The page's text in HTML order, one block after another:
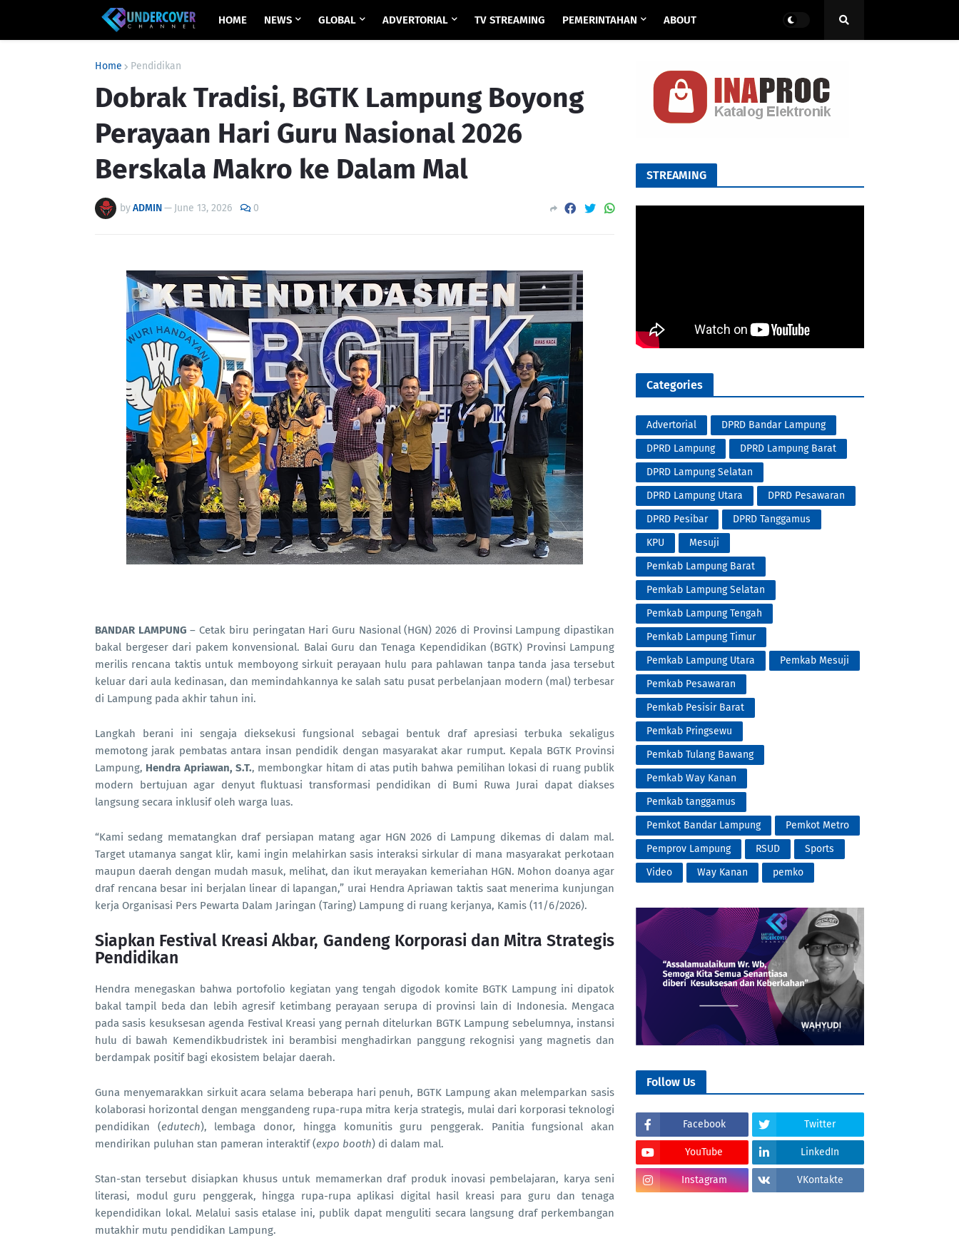
HOME NEWS GLOBAL ADVERTORIAL TV STREAMING PEMERINTAHAN ABOUT
Home Pendidikan
Dobrak Tradisi, BGTK Lampung Boyong
Perayaan Hari Guru Nasional 2026
Berskala Makro ke Dalam Mal
byADMIN— June 13, 2026 0
BANDAR LAMPUNG – Cetak biru peringatan Hari Guru Nasional (HGN) 2026 di Provinsi Lampung dipastikan
bakal bergeser dari pakem konvensional. Balai Guru dan Tenaga Kependidikan (BGTK) Provinsi Lampung
merilis rencana taktis untuk memboyong sirkuit perayaan hulu para pahlawan tanpa tanda jasa tersebut
keluar dari aula kedinasan, dan memindahkannya ke salah satu pusat perbelanjaan modern (mal) terbesar
di Lampung pada akhir tahun ini.
Langkah berani ini sengaja dieksekusi fungsional sebagai bentuk draf apresiasi terbuka sekaligus
memotong jarak pembatas antara insan pendidik dengan masyarakat akar rumput. Kepala BGTK Provinsi
Lampung, Hendra Apriawan, S.T., membongkar hitam di atas putih bahwa pemilihan lokasi di ruang publik
modern bertujuan agar denyut fluktuasi transformasi pendidikan di Bumi Ruwa Jurai dapat diakses
langsung secara inklusif oleh warga luas.
“Kami sedang mematangkan draf persiapan matang agar HGN 2026 di Lampung dikemas di dalam mal.
Target utamanya sangat klir, kami ingin melahirkan sasis interaksi sirkular di mana masyarakat perkotaan
maupun daerah dengan mudah masuk, melihat, dan ikut merayakan kemeriahan HGN. Mohon doanya agar
draf rencana besar ini berjalan linear di lapangan,” urai Hendra Apriawan taktis saat menerima kunjungan
kerja Organisasi Pers Pewarta Dalam Jaringan (Taring) Lampung di ruang kerjanya, Kamis (11/6/2026).
Siapkan Festival Kreasi Akbar, Gandeng Korporasi dan Mitra Strategis
Pendidikan
Hendra menegaskan bahwa portofolio kegiatan yang tengah digodok komite BGTK Lampung ini dipatok
bakal tampil beda dan lebih agresif ketimbang perayaan serupa di provinsi lain di Indonesia. Mengaca
pada sasis kesuksesan agenda Festival Kreasi yang pernah ditelurkan BGTK Lampung sebelumnya, instansi
hulu di bawah Kemendikbudristek ini berambisi menghadirkan panggung rekognisi yang magnetis dan
berdampak positif bagi ekosistem belajar daerah.
Guna menyemarakkan sirkuit acara selama beberapa hari penuh, BGTK Lampung akan melemparkan sasis
kolaborasi horizontal dengan menggandeng rupa-rupa mitra kerja strategis, mulai dari korporasi teknologi
pendidikan (edutech), lembaga donor, hingga komunitis guru penggerak. Panitia fungsional akan
mendirikan puluhan stan pameran interaktif (expo booth) di dalam mal.
Stan-stan tersebut disiapkan khusus untuk memamerkan draf produk inovasi pembelajaran, karya seni
literasi, modul guru penggerak, hingga rupa-rupa aplikasi digital hasil kreasi para guru dan tenaga
kependidikan lokal. Melalui sasis etalase ini, publik dapat menguliti secara langsung draf perkembangan
mutakhir mutu pendidikan Lampung.
STREAMING
Categories
Advertorial
DPRD Bandar Lampung
DPRD Lampung
DPRD Lampung Barat
DPRD Lampung Selatan
DPRD Lampung Utara
DPRD Pesawaran
DPRD Pesibar
DPRD Tanggamus
KPU
Mesuji
Pemkab Lampung Barat
Pemkab Lampung Selatan
Pemkab Lampung Tengah
Pemkab Lampung Timur
Pemkab Lampung Utara
Pemkab Mesuji
Pemkab Pesawaran
Pemkab Pesisir Barat
Pemkab Pringsewu
Pemkab Tulang Bawang
Pemkab Way Kanan
Pemkab tanggamus
Pemkot Bandar Lampung
Pemkot Metro
Pemprov Lampung
RSUD
Sports
Video
Way Kanan pemko
Follow Us
Facebook Twitter
YouTube LinkedIn
Instagram VKontakte